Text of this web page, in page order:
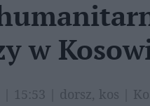
w
| 15:53 | dorsz, kos |